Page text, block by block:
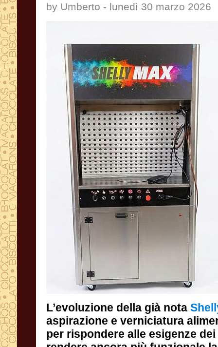
by Umberto - lunedì 30 marzo 2026
L’evoluzione della già nota